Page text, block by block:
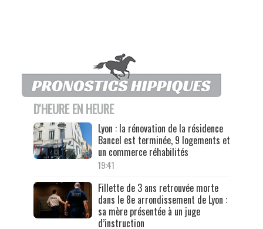
D'HEURE EN HEURE
Lyon : la rénovation de la résidence
Bancel est terminée, 9 logements et
un commerce réhabilités
19:41
Fillette de 3 ans retrouvée morte
dans le 8e arrondissement de Lyon :
sa mère présentée à un juge
d’instruction